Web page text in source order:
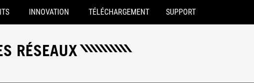
INNOVATION TÉLÉCHARGEMENT SUPPORT
RÉSEAUX